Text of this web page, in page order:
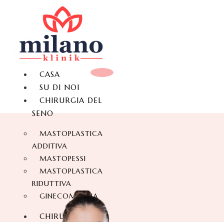
CASA
SU DI NOI
CHIRURGIA DEL
SENO
MASTOPLASTICA
ADDITIVA
MASTOPESSI
MASTOPLASTICA
RIDUTTIVA
GINECOMASTIA
CHIRURGIA DEL